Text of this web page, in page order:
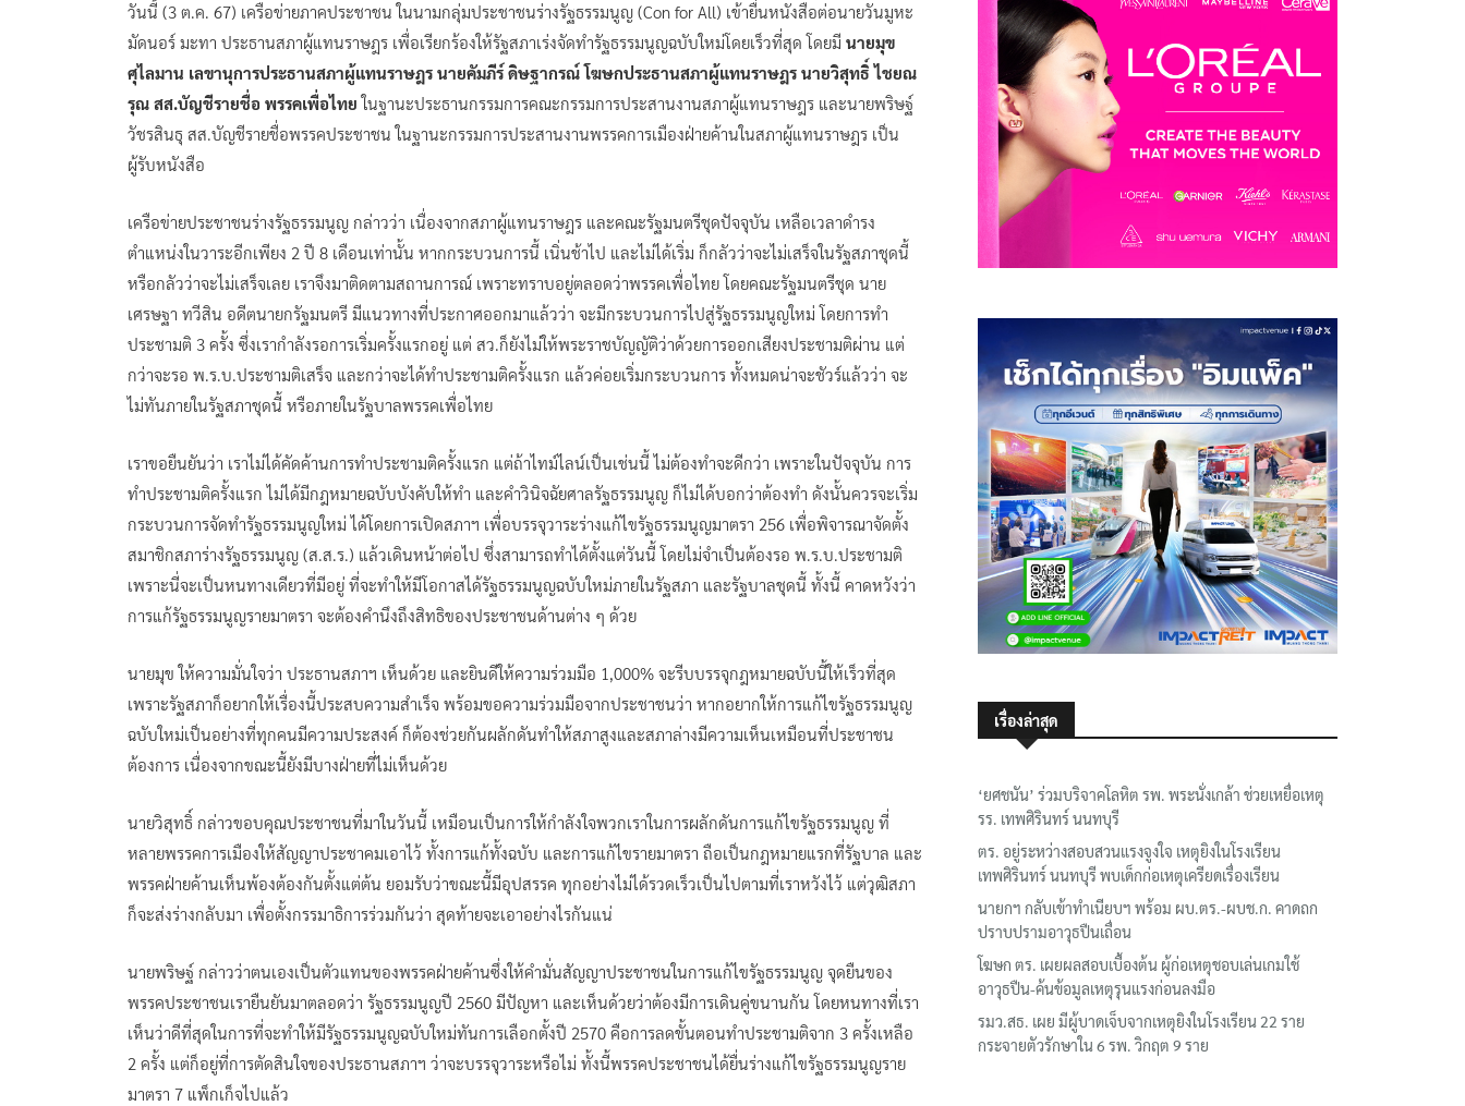
วันนี้ (3 ต.ค. 67) เครือข่ายภาคประชาชน ในนามกลุ่มประชาชนร่างรัฐธรรมนูญ (Con for All) เข้ายื่นหนังสือต่อนายวันมูหะ
มัดนอร์ มะทา ประธานสภาผู้แทนราษฎร เพื่อเรียกร้องให้รัฐสภาเร่งจัดทำรัฐธรรมนูญฉบับใหม่โดยเร็วที่สุด โดยมี นายมุข
ศุไลมาน เลขานุการประธานสภาผู้แทนราษฎร นายคัมภีร์ ดิษฐากรณ์ โฆษกประธานสภาผู้แทนราษฎร นายวิสุทธิ์ ไชยณ
รุณ สส.บัญชีรายชื่อ พรรคเพื่อไทยในฐานะประธานกรรมการคณะกรรมการประสานงานสภาผู้แทนราษฎร และนายพริษฐ์
วัชรสินธุ สส.บัญชีรายชื่อพรรคประชาชน ในฐานะกรรมการประสานงานพรรคการเมืองฝ่ายค้านในสภาผู้แทนราษฎร เป็น
ผู้รับหนังสือ
เครือข่ายประชาชนร่างรัฐธรรมนูญ กล่าวว่า เนื่องจากสภาผู้แทนราษฎร และคณะรัฐมนตรีชุดปัจจุบัน เหลือเวลาดำรง
ตำแหน่งในวาระอีกเพียง 2 ปี 8 เดือนเท่านั้น หากกระบวนการนี้ เนิ่นช้าไป และไม่ได้เริ่ม ก็กลัวว่าจะไม่เสร็จในรัฐสภาชุดนี้
หรือกลัวว่าจะไม่เสร็จเลย เราจึงมาติดตามสถานการณ์ เพราะทราบอยู่ตลอดว่าพรรคเพื่อไทย โดยคณะรัฐมนตรีชุด นาย
เศรษฐา ทวีสิน อดีตนายกรัฐมนตรี มีแนวทางที่ประกาศออกมาแล้วว่า จะมีกระบวนการไปสู่รัฐธรรมนูญใหม่ โดยการทำ
ประชามติ 3 ครั้ง ซึ่งเรากำลังรอการเริ่มครั้งแรกอยู่ แต่ สว.ก็ยังไม่ให้พระราชบัญญัติว่าด้วยการออกเสียงประชามติผ่าน แต่
กว่าจะรอ พ.ร.บ.ประชามติเสร็จ และกว่าจะได้ทำประชามติครั้งแรก แล้วค่อยเริ่มกระบวนการ ทั้งหมดน่าจะชัวร์แล้วว่า จะ
ไม่ทันภายในรัฐสภาชุดนี้ หรือภายในรัฐบาลพรรคเพื่อไทย
เราขอยืนยันว่า เราไม่ได้คัดค้านการทำประชามติครั้งแรก แต่ถ้าไทม์ไลน์เป็นเช่นนี้ ไม่ต้องทำจะดีกว่า เพราะในปัจจุบัน การ
ทำประชามติครั้งแรก ไม่ได้มีกฎหมายฉบับบังคับให้ทำ และคำวินิจฉัยศาลรัฐธรรมนูญ ก็ไม่ได้บอกว่าต้องทำ ดังนั้นควรจะเริ่ม
กระบวนการจัดทำรัฐธรรมนูญใหม่ ได้โดยการเปิดสภาฯ เพื่อบรรจุวาระร่างแก้ไขรัฐธรรมนูญมาตรา 256 เพื่อพิจารณาจัดตั้ง
สมาชิกสภาร่างรัฐธรรมนูญ (ส.ส.ร.) แล้วเดินหน้าต่อไป ซึ่งสามารถทำได้ตั้งแต่วันนี้ โดยไม่จำเป็นต้องรอ พ.ร.บ.ประชามติ
เพราะนี่จะเป็นหนทางเดียวที่มีอยู่ ที่จะทำให้มีโอกาสได้รัฐธรรมนูญฉบับใหม่ภายในรัฐสภา และรัฐบาลชุดนี้ ทั้งนี้ คาดหวังว่า
การแก้รัฐธรรมนูญรายมาตรา จะต้องคำนึงถึงสิทธิของประชาชนด้านต่าง ๆ ด้วย
นายมุข ให้ความมั่นใจว่า ประธานสภาฯ เห็นด้วย และยินดีให้ความร่วมมือ 1,000% จะรีบบรรจุกฎหมายฉบับนี้ให้เร็วที่สุด
เพราะรัฐสภาก็อยากให้เรื่องนี้ประสบความสำเร็จ พร้อมขอความร่วมมือจากประชาชนว่า หากอยากให้การแก้ไขรัฐธรรมนูญ
ฉบับใหม่เป็นอย่างที่ทุกคนมีความประสงค์ ก็ต้องช่วยกันผลักดันทำให้สภาสูงและสภาล่างมีความเห็นเหมือนที่ประชาชน
ต้องการ เนื่องจากขณะนี้ยังมีบางฝ่ายที่ไม่เห็นด้วย
นายวิสุทธิ์ กล่าวขอบคุณประชาชนที่มาในวันนี้ เหมือนเป็นการให้กำลังใจพวกเราในการผลักดันการแก้ไขรัฐธรรมนูญ ที่
หลายพรรคการเมืองให้สัญญาประชาคมเอาไว้ ทั้งการแก้ทั้งฉบับ และการแก้ไขรายมาตรา ถือเป็นกฎหมายแรกที่รัฐบาล และ
พรรคฝ่ายค้านเห็นพ้องต้องกันตั้งแต่ต้น ยอมรับว่าขณะนี้มีอุปสรรค ทุกอย่างไม่ได้รวดเร็วเป็นไปตามที่เราหวังไว้ แต่วุฒิสภา
ก็จะส่งร่างกลับมา เพื่อตั้งกรรมาธิการร่วมกันว่า สุดท้ายจะเอาอย่างไรกันแน่
นายพริษฐ์ กล่าวว่าตนเองเป็นตัวแทนของพรรคฝ่ายค้านซึ่งให้คำมั่นสัญญาประชาชนในการแก้ไขรัฐธรรมนูญ จุดยืนของ
พรรคประชาชนเรายืนยันมาตลอดว่า รัฐธรรมนูญปี 2560 มีปัญหา และเห็นด้วยว่าต้องมีการเดินคู่ขนานกัน โดยหนทางที่เรา
เห็นว่าดีที่สุดในการที่จะทำให้มีรัฐธรรมนูญฉบับใหม่ทันการเลือกตั้งปี 2570 คือการลดขั้นตอนทำประชามติจาก 3 ครั้งเหลือ
2 ครั้ง แต่ก็อยู่ที่การตัดสินใจของประธานสภาฯ ว่าจะบรรจุวาระหรือไม่ ทั้งนี้พรรคประชาชนได้ยื่นร่างแก้ไขรัฐธรรมนูญราย
มาตรา 7 แพ็กเก็จไปแล้ว
เรื่องล่าสุด
‘ยศชนัน’ ร่วมบริจาคโลหิต รพ. พระนั่งเกล้า ช่วยเหยื่อเหตุ
รร. เทพศิรินทร์ นนทบุรี
ตร. อยู่ระหว่างสอบสวนแรงจูงใจ เหตุยิงในโรงเรียน
เทพศิรินทร์ นนทบุรี พบเด็กก่อเหตุเครียดเรื่องเรียน
นายกฯ กลับเข้าทำเนียบฯ พร้อม ผบ.ตร.-ผบช.ก. คาดถก
ปราบปรามอาวุธปืนเถื่อน
โฆษก ตร. เผยผลสอบเบื้องต้น ผู้ก่อเหตุชอบเล่นเกมใช้
อาวุธปืน-ค้นข้อมูลเหตุรุนแรงก่อนลงมือ
รมว.สธ. เผย มีผู้บาดเจ็บจากเหตุยิงในโรงเรียน 22 ราย
กระจายตัวรักษาใน 6 รพ. วิกฤต 9 ราย